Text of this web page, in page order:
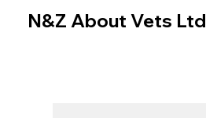
N&Z About Vets Ltd